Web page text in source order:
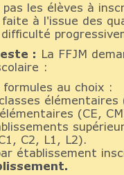
les élèves à
à l'issue des
: La FFJM
:
au choix :
élémentaires
(CE,
C2, L1, L2).
établissement